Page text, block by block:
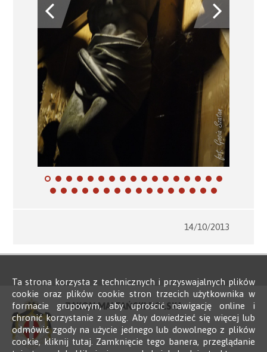
Ta strona korzysta z technicznych i przyswajalnych plików
cookie oraz plików cookie stron trzecich użytkownika w
formacie grupowym, aby uprościć nawigację online i
chronić korzystanie z usług. Aby dowiedzieć się więcej lub
odmówić zgody na użycie jednego lub dowolnego z plików
cookie, kliknij tutaj. Zamknięcie tego banera, przeglądanie
14/10/2013
ZAKON MALTAŃSKI POLSKA